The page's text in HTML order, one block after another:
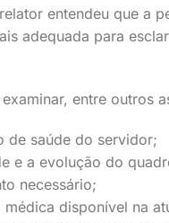
entendeu que a
adequada para
entre outros
de saúde do servidor;
e a evolução do
necessário;
médica disponível na